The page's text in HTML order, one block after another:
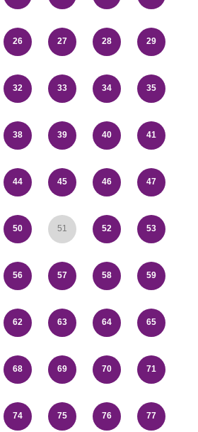
26 27 28 29
32 33 34 35
38 39 40 41
44 45 46 47
50 51 52 53
56 57 58 59
62 63 64 65
68 69 70 71
74 75 76 77